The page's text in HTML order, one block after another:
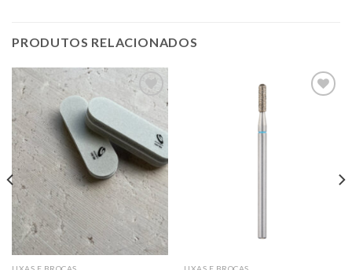
PRODUTOS RELACIONADOS
Adicionar
nos
favoritos
LIXAS E BROCAS LIXAS E BROCAS